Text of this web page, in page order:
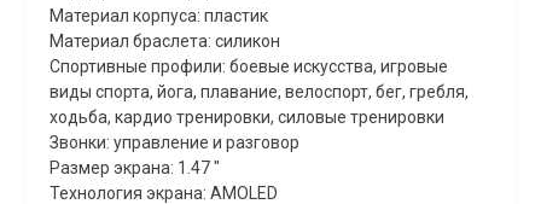
Материал корпуса: пластик
Материал браслета: силикон
Спортивные профили: боевые искусства, игровые
виды спорта, йога, плавание, велоспорт, бег, гребля,
xодьба, кардио тренировки, силовые тренировки
Звонки: управление и разговор
Размер экрана: 1.47 "
Технология экрана: AMOLED